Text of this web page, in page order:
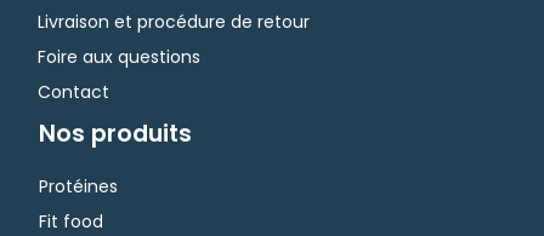
Livraison et procédure de retour
Foire aux questions
Contact
Nos produits
Protéines
Fit food